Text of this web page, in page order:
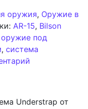
оружия, Оружие в
AR-15, Bilson
оружие под
, система
Understrap от